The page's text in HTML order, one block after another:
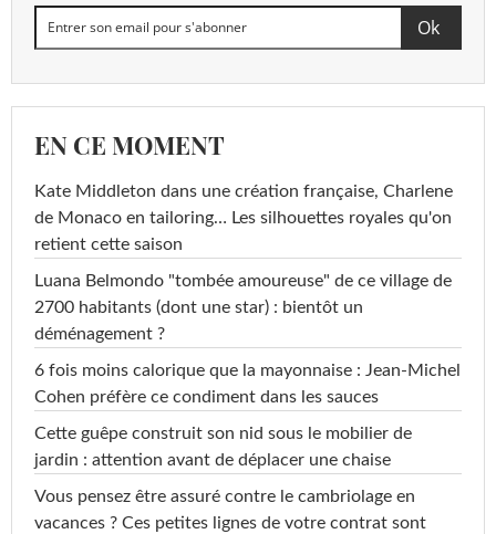
EN CE MOMENT
Kate Middleton dans une création française, Charlene
de Monaco en tailoring… Les silhouettes royales qu'on
retient cette saison
Luana Belmondo "tombée amoureuse" de ce village de
2700 habitants (dont une star) : bientôt un
déménagement ?
6 fois moins calorique que la mayonnaise : Jean-Michel
Cohen préfère ce condiment dans les sauces
Cette guêpe construit son nid sous le mobilier de
jardin : attention avant de déplacer une chaise
Vous pensez être assuré contre le cambriolage en
vacances ? Ces petites lignes de votre contrat sont